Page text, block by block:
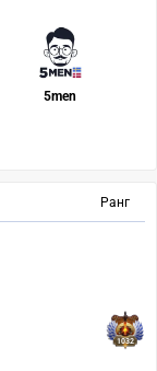
Ранг
1032
5men